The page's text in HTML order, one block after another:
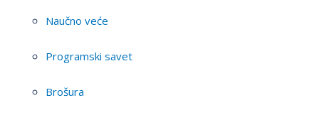
Naučno veće
Programski savet
Brošura